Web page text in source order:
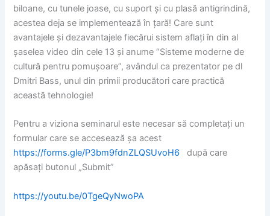
biloane, cu tunele joase, cu suport și cu plasă antigrindină,
acestea deja se implementează în țară! Care sunt
avantajele și dezavantajele fiecărui sistem aflați în din al
șaselea video din cele 13 și anume “Sisteme moderne de
cultură pentru pomușoare”, avândul ca prezentator pe dl
Dmitri Bass, unul din primii producători care practică
această tehnologie!
Pentru a viziona seminarul este necesar să completați un
formular care se accesează șa acest
https://forms.gle/P3bm9fdnZLQSUvoH6 după care
apăsați butonul „Submit”
https://youtu.be/0TgeQyNwoPA